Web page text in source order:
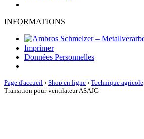
INFORMATIONS
Imprimer
Données Personnelles
Page d'accueil › Shop en ligne › Technique agricole
Transition pour ventilateur ASAJG